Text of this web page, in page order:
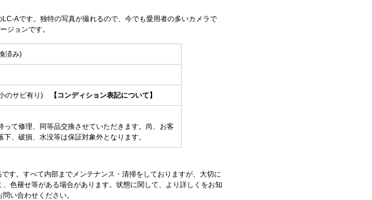
Aです。独特の写真が撮れるので、今でも愛用者の多いカメラで
ジョンです。
済み)
のサビ有り) 【コンディション表記について】
って修理、同等品交換させていただきます。尚、お客
下、破損、水没等は保証対象外となります。
す。すべて内部までメンテナンス・清掃をしておりますが、大切に
色褪せ等がある場合があります。状態に関して、より詳しくをお知
い合わせください。